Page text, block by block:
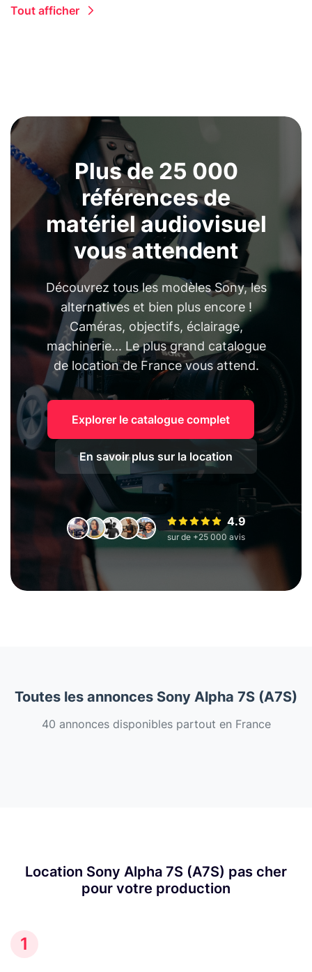
Tout afficher
Plus de 25 000
références de
matériel audiovisuel
vous attendent
Découvrez tous les modèles Sony, les
alternatives et bien plus encore !
Caméras, objectifs, éclairage,
machinerie... Le plus grand catalogue
de location de France vous attend.
Explorer le catalogue complet
En savoir plus sur la location
4.9
sur de +25 000 avis
Toutes les annonces Sony Alpha 7S (A7S)
40 annonces disponibles partout en France
Location Sony Alpha 7S (A7S) pas cher
pour votre production
1